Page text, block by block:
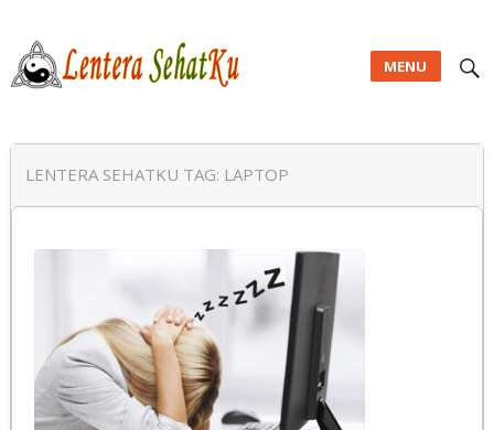
MENU
LENTERA SEHATKU TAG: LAPTOP